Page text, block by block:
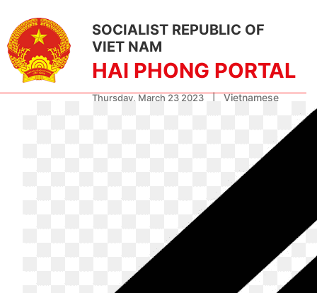
SOCIALIST REPUBLIC OF
VIET NAM
HAI PHONG PORTAL
Thursday, March 23 2023|Vietnamese